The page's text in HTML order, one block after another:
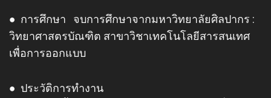
● การศึกษา จบการศึกษาจากมหาวิทยาลัยศิลปากร :
วิทยาศาสตรบัณฑิต สาขาวิชาเทคโนโลยีสารสนเทศ
เพื่อการออกแบบ
● ประวัติการทำงาน